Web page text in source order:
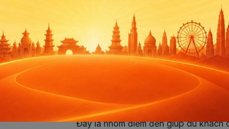
Đây là nhóm điểm đến giúp du khách